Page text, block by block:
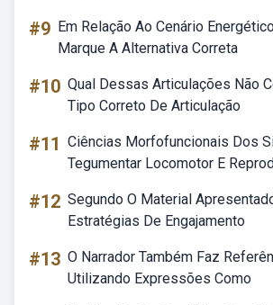
#9 Em Relação Ao Cenário
Marque A Alternativa Correta
#10 Qual Dessas Articulações Não
Tipo Correto De Articulação
#11 Ciências Morfofuncionais Dos
Tegumentar Locomotor E
#12 Segundo O Material
Estratégias De Engajamento
#13 O Narrador Também Faz
Utilizando Expressões Como